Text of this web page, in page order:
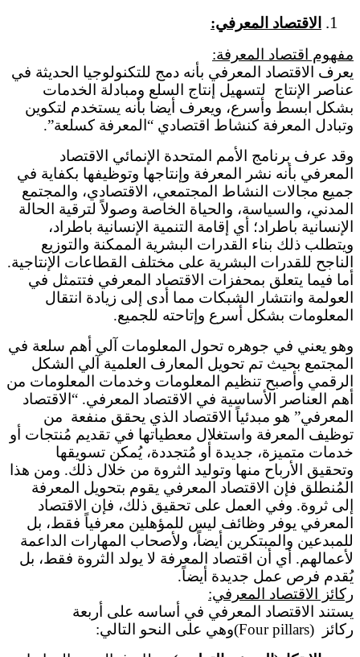
الاقتصاد المعرفي:
مفهوم اقتصاد المعرفة:
يعرف الاقتصاد المعرفي بأنه دمج للتكنولوجيا الحديثة في
عناصر الإنتاج لتسهيل إنتاج السلع ومبادلة الخدمات
بشكل ابسط وأسرع، ويعرف أيضا بأنه يستخدم لتكوين
وتبادل المعرفة كنشاط اقتصادي “المعرفة كسلعة”.
وقد عرف برنامج الأمم المتحدة الإنمائي الاقتصاد
المعرفي بأنه نشر المعرفة وإنتاجها وتوظيفها بكفاية في
جميع مجالات النشاط المجتمعي، الاقتصادي، والمجتمع
المدني، والسياسة، والحياة الخاصة وصولاً لترقية الحالة
الإنسانية باطراد؛ أي إقامة التنمية الإنسانية باطراد،
ويتطلب ذلك بناء القدرات البشرية الممكنة والتوزيع
الناجح للقدرات البشرية على مختلف القطاعات الإنتاجية.
أما فيما يتعلق بمحفزات الاقتصاد المعرفي فتتمثل في
العولمة وانتشار الشبكات مما أدى إلى زيادة انتقال
المعلومات بشكل أسرع وإتاحته للجميع.
وهو يعني في جوهره تحول المعلومات آلي أهم سلعة في
المجتمع بحيث تم تحويل المعارف العلمية آلي الشكل
الرقمي وأصبح تنظيم المعلومات وخدمات المعلومات من
أهم العناصر الأساسية في الاقتصاد المعرفي. “الاقتصاد
المعرفي” هو مبدئياً الاقتصاد الذي يحقق منفعة من
توظيف المعرفة واستغلال معطياتها في تقديم مُنتجات أو
خدمات متميزة، جديدة أو مُتجددة، يُمكن تسويقها
وتحقيق الأرباح منها وتوليد الثروة من خلال ذلك. ومن هذا
المُنطلق فإن الاقتصاد المعرفي يقوم بتحويل المعرفة
إلى ثروة. وفي العمل على تحقيق ذلك، فإن الاقتصاد
المعرفي يوفر وظائف ليس للمؤهلين معرفياً فقط، بل
للمبدعين والمبتكرين أيضاً، ولأصحاب المهارات الداعمة
لأعمالهم. أي أن اقتصاد المعرفة لا يولد الثروة فقط، بل
يُقدم فرص عمل جديدة أيضاً.
ركائز الاقتصاد المعرفي:
يستند الاقتصاد المعرفي في أساسه على أربعة
ركائز (Four pillars)وهي على النحو التالي: